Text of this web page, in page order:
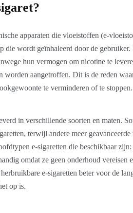
apparaten die vloeistoffen (e-
die wordt geïnhaleerd door de
hun vermogen om nicotine te
worden aangetroffen. Dit is de reden
te verminderen of te stoppen.
in verschillende soorten en maten.
terwijl andere meer
e-sigaretten die beschikbaar
omdat ze geen onderhoud vereisen
e-sigaretten beter voor de
op is.